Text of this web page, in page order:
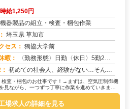
時給1,250円
機器製品の組立・検査・梱包作業
埼玉県 草加市
セス： 獨協大学前
暇：
〈勤務形態〉日勤〈休日〉5勤2休★ＧＷ★夏季休暇★冬季休暇★年末年始
初めての社会人、経験がない…そんな不安も大丈夫！株式会社京栄センターでは、未経験者多数活躍中！学歴やスキルは一切問...
査・梱包のお仕事です！→まずは、空気圧制御機
ながら、一つずつ丁寧に作業を進めていきまし
場求人の詳細を見る